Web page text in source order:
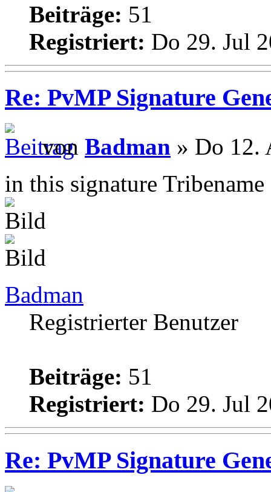
Beiträge: 51
Registriert: Do 29. Jul
Re: PvMP Signature
von Badman » Do 12.
in this signature
Badman
Registrierter Benutzer
Beiträge: 51
Registriert: Do 29. Jul
Re: PvMP Signature